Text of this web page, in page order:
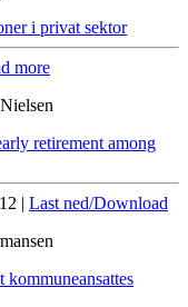
i privat sektor
more
retirement among
| Last ned/Download